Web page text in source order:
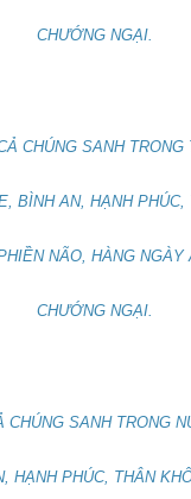
CHƯỚNG NGẠI.
CHÚNG SANH
BÌNH AN, HẠNH PHÚC,
NÃO, HÀNG NGÀY
CHƯỚNG NGẠI.
CHÚNG SANH TRONG
HẠNH PHÚC, THÂN